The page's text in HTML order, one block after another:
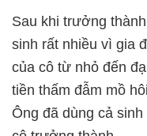
Sau khi trưởng
sinh rất nhiều vì gia
của cô từ nhỏ đến
tiền thấm đẫm mồ
Ông đã dùng cả